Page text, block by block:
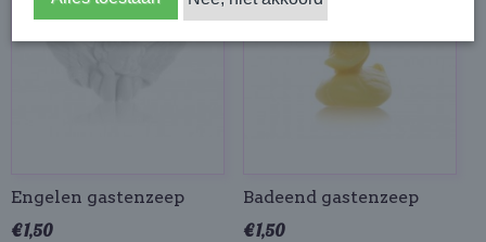
Engelen gastenzeep
€ 1,50
Badeend gastenzeep
€ 1,50